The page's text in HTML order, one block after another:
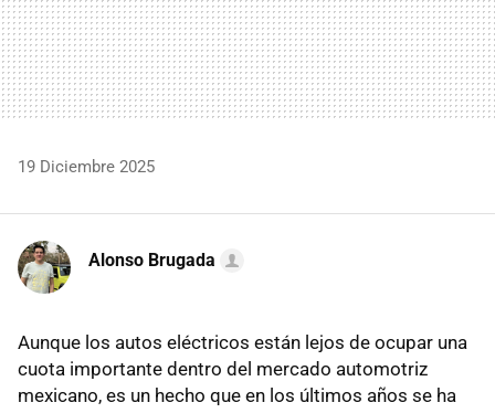
19 Diciembre 2025
Alonso Brugada
Aunque los autos eléctricos están lejos de ocupar una
cuota importante dentro del mercado automotriz
mexicano, es un hecho que en los últimos años se ha